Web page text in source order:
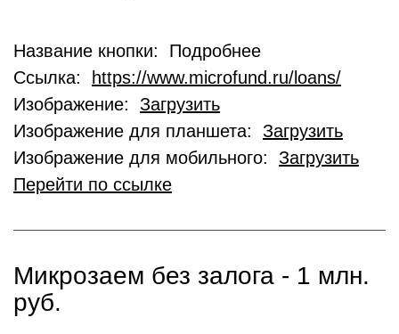
Название кнопки: Подробнее
Ссылка:
https://www.microfund.ru/loans/
Изображение: Загрузить
Изображение для планшета: Загрузить
Изображение для мобильного: Загрузить
Перейти по ссылке
Микрозаем без залога - 1 млн.
руб.